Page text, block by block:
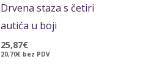
Drvena staza s četiri
autića u boji
25,87€
20,70€ bez PDV